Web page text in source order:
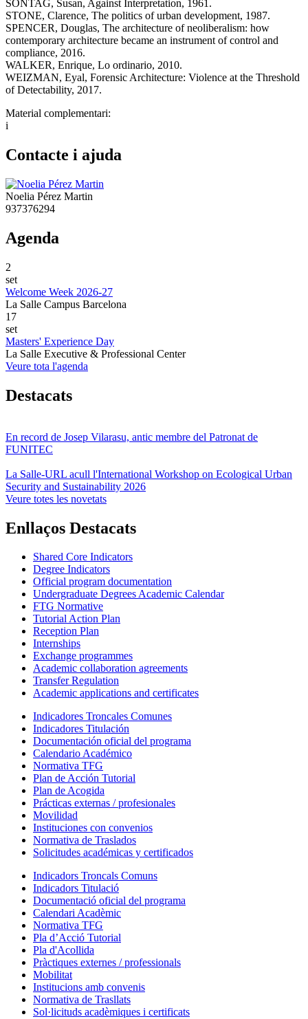
SONTAG, Susan, Against Interpretation, 1961.
STONE, Clarence, The politics of urban development, 1987.
SPENCER, Douglas, The architecture of neoliberalism: how
contemporary architecture became an instrument of control and
compliance, 2016.
WALKER, Enrique, Lo ordinario, 2010.
WEIZMAN, Eyal, Forensic Architecture: Violence at the Threshold
of Detectability, 2017.
Material complementari:
i
Contacte i ajuda
Noelia Pérez Martin
937376294
Agenda
2
set
Welcome Week 2026-27
La Salle Campus Barcelona
17
set
Masters' Experience Day
La Salle Executive & Professional Center
Veure tota l'agenda
Destacats
En record de Josep Vilarasu, antic membre del Patronat de
FUNITEC
La Salle-URL acull l'International Workshop on Ecological Urban
Security and Sustainability 2026
Veure totes les novetats
Enllaços Destacats
Shared Core Indicators
Degree Indicators
Official program documentation
Undergraduate Degrees Academic Calendar
FTG Normative
Tutorial Action Plan
Reception Plan
Internships
Exchange programmes
Academic collaboration agreements
Transfer Regulation
Academic applications and certificates
Indicadores Troncales Comunes
Indicadores Titulación
Documentación oficial del programa
Calendario Académico
Normativa TFG
Plan de Acción Tutorial
Plan de Acogida
Prácticas externas / profesionales
Movilidad
Instituciones con convenios
Normativa de Traslados
Solicitudes académicas y certificados
Indicadors Troncals Comuns
Indicadors Titulació
Documentació oficial del programa
Calendari Acadèmic
Normativa TFG
Pla d’Acció Tutorial
Pla d'Acollida
Pràctiques externes / professionals
Mobilitat
Institucions amb convenis
Normativa de Trasllats
Sol·licituds acadèmiques i certificats